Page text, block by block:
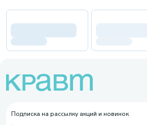
Подписка на рассылку акций и новинок